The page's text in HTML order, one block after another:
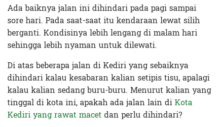
Ada baiknya jalan ini dihindari pada pagi sampai
sore hari. Pada saat-saat itu kendaraan lewat silih
berganti. Kondisinya lebih lengang di malam hari
sehingga lebih nyaman untuk dilewati.
Di atas beberapa jalan di Kediri yang sebaiknya
dihindari kalau kesabaran kalian setipis tisu, apalagi
kalau kalian sedang buru-buru. Menurut kalian yang
tinggal di kota ini, apakah ada jalan lain diKota
Kediri yang rawat macetdan perlu dihindari?